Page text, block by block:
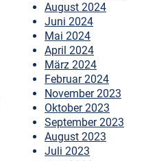
August 2024
Juni 2024
Mai 2024
April 2024
März 2024
Februar 2024
November 2023
Oktober 2023
September 2023
August 2023
Juli 2023